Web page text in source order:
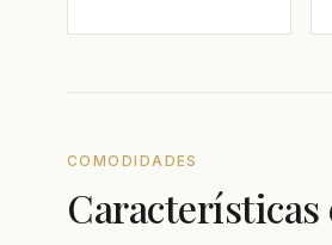
COMODIDADES
Características